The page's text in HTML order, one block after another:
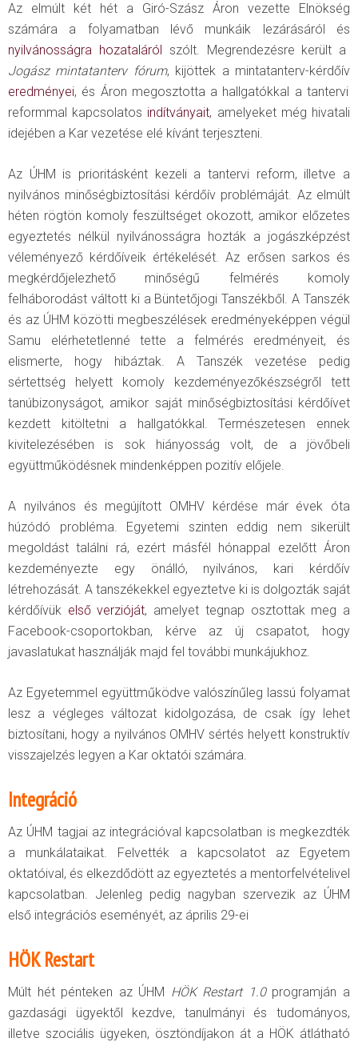
Az elmúlt két hét a Giró-Szász Áron vezette Elnökség
számára a folyamatban lévő munkáik lezárásáról és
nyilvánosságra hozataláról szólt. Megrendezésre került a
Jogász mintatanterv fórum, kijöttek a mintatanterv-kérdőív
eredményei, és Áron megosztotta a hallgatókkal a tantervi
reformmal kapcsolatos indítványait, amelyeket még hivatali
idejében a Kar vezetése elé kívánt terjeszteni.
Az ÚHM is prioritásként kezeli a tantervi reform, illetve a
nyilvános minőségbiztosítási kérdőív problémáját. Az elmúlt
héten rögtön komoly feszültséget okozott, amikor előzetes
egyeztetés nélkül nyilvánosságra hozták a jogászképzést
véleményező kérdőíveik értékelését. Az erősen sarkos és
megkérdőjelezhető minőségű felmérés komoly
felháborodást váltott ki a Büntetőjogi Tanszékből. A Tanszék
és az ÚHM közötti megbeszélések eredményeképpen végül
Samu elérhetetlenné tette a felmérés eredményeit, és
elismerte, hogy hibáztak. A Tanszék vezetése pedig
sértettség helyett komoly kezdeményezőkészségről tett
tanúbizonyságot, amikor saját minőségbiztosítási kérdőívet
kezdett kitöltetni a hallgatókkal. Természetesen ennek
kivitelezésében is sok hiányosság volt, de a jövőbeli
együttműködésnek mindenképpen pozitív előjele.
A nyilvános és megújított OMHV kérdése már évek óta
húzódó probléma. Egyetemi szinten eddig nem sikerült
megoldást találni rá, ezért másfél hónappal ezelőtt Áron
kezdeményezte egy önálló, nyilvános, kari kérdőív
létrehozását. A tanszékekkel egyeztetve ki is dolgozták saját
kérdőívük első verzióját, amelyet tegnap osztottak meg a
Facebook-csoportokban, kérve az új csapatot, hogy
javaslatukat használják majd fel további munkájukhoz.
Az Egyetemmel együttműködve valószínűleg lassú folyamat
lesz a végleges változat kidolgozása, de csak így lehet
biztosítani, hogy a nyilvános OMHV sértés helyett konstruktív
visszajelzés legyen a Kar oktatói számára.
Integráció
Az ÚHM tagjai az integrációval kapcsolatban is megkezdték
a munkálataikat. Felvették a kapcsolatot az Egyetem
oktatóival, és elkezdődött az egyeztetés a mentorfelvételivel
kapcsolatban. Jelenleg pedig nagyban szervezik az ÚHM
első integrációs eseményét, az április 29-ei
HÖK Restart
Múlt hét pénteken az ÚHM HÖK Restart 1.0programján a
gazdasági ügyektől kezdve, tanulmányi és tudományos,
illetve szociális ügyeken, ösztöndíjakon át a HÖK átlátható